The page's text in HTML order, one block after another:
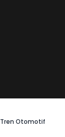
Tren Otomotif